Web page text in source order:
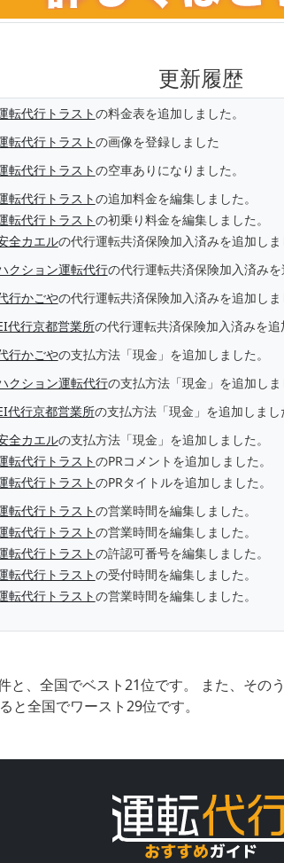
更新履歴
転代行トラストの料金表を追加しました。
転代行トラストの画像を登録しました
転代行トラストの空車ありになりました。
転代行トラストの追加料金を編集しました。
転代行トラストの初乗り料金を編集しました。
全カエルの代行運転共済保険加入済みを追加しま
クション運転代行の代行運転共済保険加入済みを
行かごやの代行運転共済保険加入済みを追加しま
代行京都営業所の代行運転共済保険加入済みを追
行かごやの支払方法「現金」を追加しました。
クション運転代行の支払方法「現金」を追加しま
代行京都営業所の支払方法「現金」を追加しまし
全カエルの支払方法「現金」を追加しました。
転代行トラストのPRコメントを追加しました。
転代行トラストのPRタイトルを追加しました。
転代行トラストの営業時間を編集しました。
転代行トラストの営業時間を編集しました。
転代行トラストの許認可番号を編集しました。
転代行トラストの受付時間を編集しました。
転代行トラストの営業時間を編集しました。
と、全国でベスト21位です。 また、その
と全国でワースト29位です。